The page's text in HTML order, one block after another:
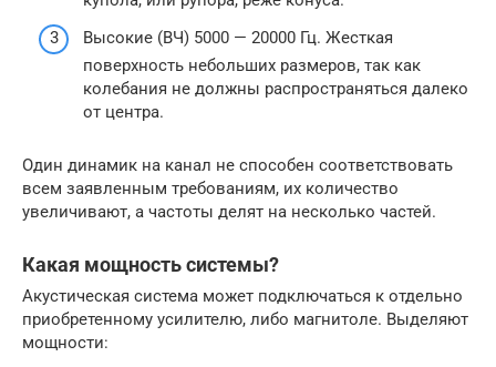
Высокие (ВЧ) 5000 — 20000 Гц. Жесткая
поверхность небольших размеров, так как
колебания не должны распространяться далеко
от центра.
Один динамик на канал не способен соответствовать
всем заявленным требованиям, их количество
увеличивают, а частоты делят на несколько частей.
Какая мощность системы?
Акустическая система может подключаться к отдельно
приобретенному усилителю, либо магнитоле. Выделяют
мощности: